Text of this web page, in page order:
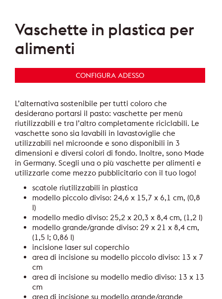
Vaschette in plastica per
alimenti
CONFIGURA ADESSO
L’alternativa sostenibile per tutti coloro che
desiderano portarsi il pasto: vaschette per menù
riutilizzabili e tra l’altro completamente riciclabili. Le
vaschette sono sia lavabili in lavastoviglie che
utilizzabili nel microonde e sono disponibili in 3
dimensioni e diversi colori di fondo. Inoltre, sono Made
in Germany. Scegli una o più vaschette per alimenti e
utilizzarle come mezzo pubblicitario con il tuo logo!
scatole riutilizzabili in plastica
modello piccolo diviso: 24,6 x 15,7 x 6,1 cm, (0,8
l)
modello medio diviso: 25,2 x 20,3 x 8,4 cm, (1,2 l)
modello grande/grande diviso: 29 x 21 x 8,4 cm,
(1,5 l; 0,86 l)
incisione laser sul coperchio
area di incisione su modello piccolo diviso: 13 x 7
cm
area di incisione su modello medio diviso: 13 x 13
cm
area di incisione su modello grande/grande